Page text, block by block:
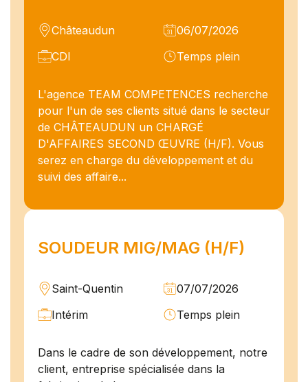
Châteaudun
06/07/2026
CDI
Temps plein
L'agence TEAM COMPETENCES recherche
pour l'un de ses clients situé dans le secteur
de CHÂTEAUDUN un CHARGÉ
D'AFFAIRES SECOND ŒUVRE (H/F). Vous
serez en charge du développement et du
suivi des affaire...
SOUDEUR MIG/MAG (H/F)
Saint-Quentin
07/07/2026
Intérim
Temps plein
Dans le cadre de son développement, notre
client, entreprise spécialisée dans la